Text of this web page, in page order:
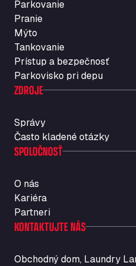
Rosario
Str. Vigentina, 205 km
Autotransit Amann
Auf dem Dreisch 8, 34346
Avin Kominis
Vasilikos Intersection
Ashville Way, WA7 3EZ
AWJ Penrith
M6 J40, Penrith
Hill Barton Business park,
Ballestas Flores
Ctra C 157 , 37009
Ballinluig Services
Bapaume Truck
Parkovanie
Pranie
Mýto
Tankovanie
Prístup a bezpečnosť
Parkovisko pri depu
ZDROJE
Správy
Často kladené otázky
SPOLOČNOSŤ
O nás
Kariéra
Partneri
KONTAKTUJTE NÁS
Obchodný dom, Laundry